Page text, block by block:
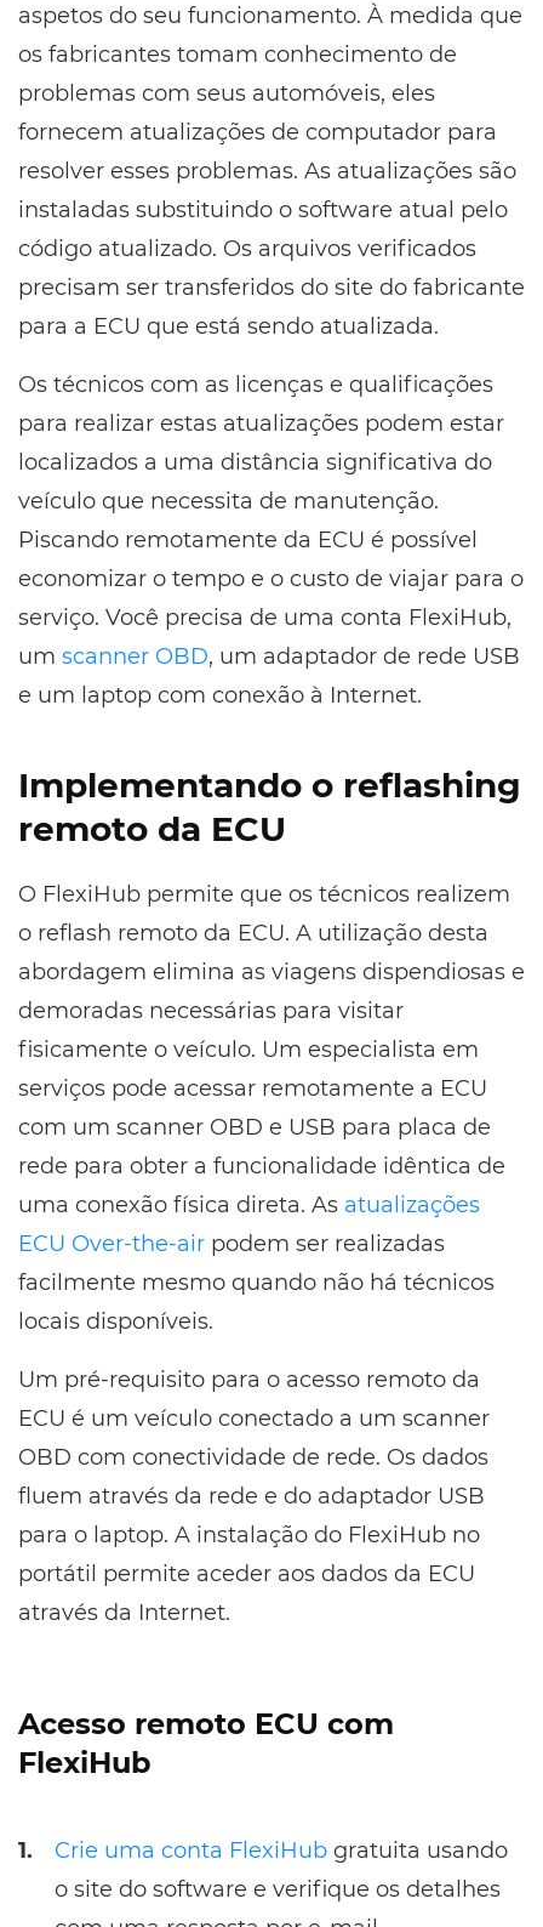
aspetos do seu funcionamento. À medida que
os fabricantes tomam conhecimento de
problemas com seus automóveis, eles
fornecem atualizações de computador para
resolver esses problemas. As atualizações são
instaladas substituindo o software atual pelo
código atualizado. Os arquivos verificados
precisam ser transferidos do site do fabricante
para a ECU que está sendo atualizada.
Os técnicos com as licenças e qualificações
para realizar estas atualizações podem estar
localizados a uma distância significativa do
veículo que necessita de manutenção.
Piscando remotamente da ECU é possível
economizar o tempo e o custo de viajar para o
serviço. Você precisa de uma conta FlexiHub,
um scanner OBD, um adaptador de rede USB
e um laptop com conexão à Internet.
Implementando o reflashing
remoto da ECU
O FlexiHub permite que os técnicos realizem
o reflash remoto da ECU. A utilização desta
abordagem elimina as viagens dispendiosas e
demoradas necessárias para visitar
fisicamente o veículo. Um especialista em
serviços pode acessar remotamente a ECU
com um scanner OBD e USB para placa de
rede para obter a funcionalidade idêntica de
uma conexão física direta. As atualizações
ECU Over-the-air podem ser realizadas
facilmente mesmo quando não há técnicos
locais disponíveis.
Um pré-requisito para o acesso remoto da
ECU é um veículo conectado a um scanner
OBD com conectividade de rede. Os dados
fluem através da rede e do adaptador USB
para o laptop. A instalação do FlexiHub no
portátil permite aceder aos dados da ECU
através da Internet.
Acesso remoto ECU com
FlexiHub
1. Crie uma conta FlexiHub gratuita usando
o site do software e verifique os detalhes